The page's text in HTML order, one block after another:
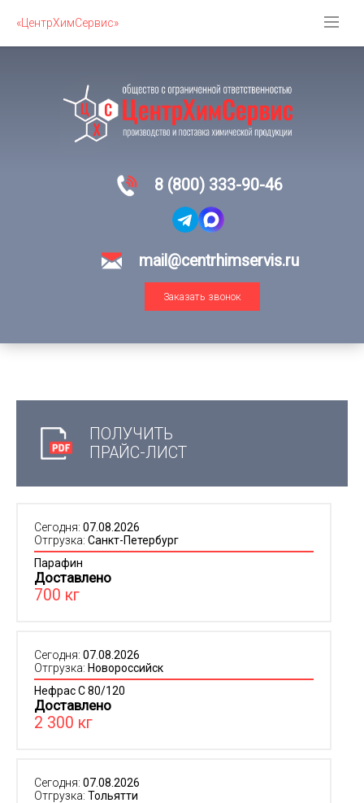
«ЦентрХимСервис»
8 (800) 333-90-46
mail@centrhimservis.ru
Заказать звонок
ПОЛУЧИТЬ
ПРАЙС-ЛИСТ
Сегодня: 07.08.2026
Отгрузка: Санкт-Петербург
Парафин
Доставлено
700 кг
Сегодня: 07.08.2026
Отгрузка: Новороссийск
Нефрас С 80/120
Доставлено
2 300 кг
Сегодня: 07.08.2026
Отгрузка: Тольятти